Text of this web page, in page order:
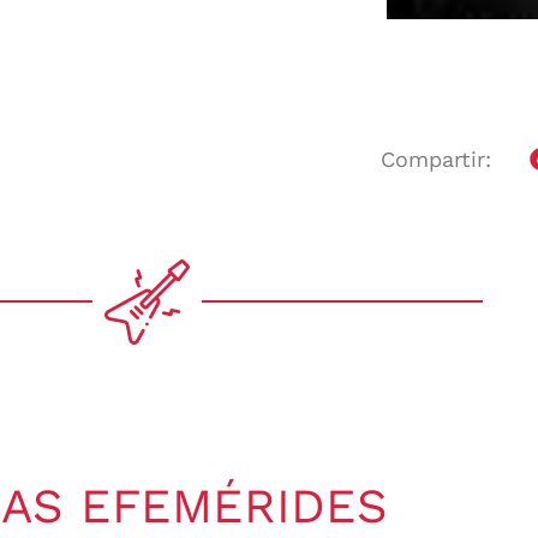
Compartir:
EFEMÉRIDES